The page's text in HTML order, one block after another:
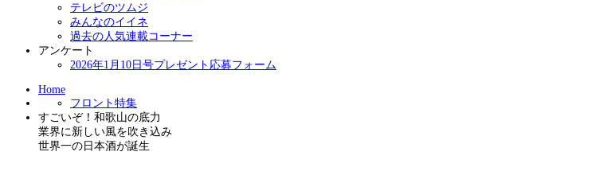
テレビのツムジ
みんなのイイネ
過去の人気連載コーナー
アンケート
2026年1月10日号プレゼント応募フォーム
Home
フロント特集
すごいぞ！和歌山の底力
業界に新しい風を吹き込み
世界一の日本酒が誕生